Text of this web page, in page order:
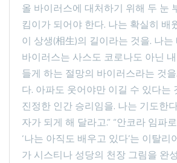
올 바이러스에 대처하기 위해 두 눈
킴이가 되어야 한다. 나는 확실히 배
이 상생(相生)의 길이라는 것을. 나
바이러스는 사스도 코로나도 아닌
들게 하는 절망의 바이러스라는 것
다. 아파도 웃어야만 이길 수 있다는
진정한 인간 승리임을. 나는 기도한
자가 되게 해 달라고.” “안코라 임파
‘나는 아직도 배우고 있다’는 이탈리
가 시스티나 성당의 천장 그림을 완